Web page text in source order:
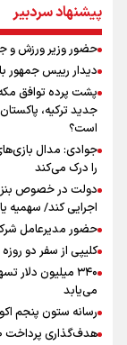
علی‌نژاد در مراسم
در سال گذشته تا به
نشست استاندار
سیدمناف هاشمی
رسانه به ویژه
بازار دارد؟
پیشنهاد سردبیر
حضور وزیر ورزش و
دیدار رییس جمهور
پشت پرده توافق
جدید ترکیه،
است؟
جوادی: مدال
را درک می‌کند
دولت در خصوص
اجرایی کند/ سهمیه
حضور مدیرعامل
کلیپی از سفر دو
۳۴۰ میلیون
می‌یابد
رسانه ستون پنجم
هدف‌گذاری پرداخت ۳۰ هزار وام اشتغال تا پایان سال